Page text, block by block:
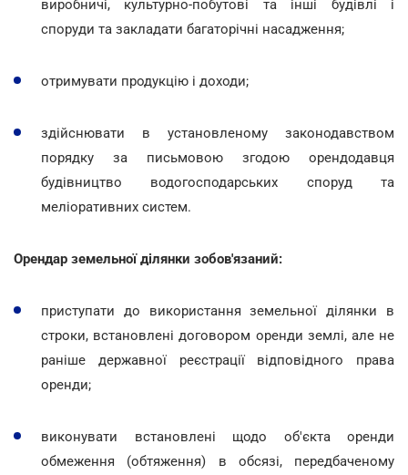
виробничі, культурно-побутові та інші будівлі і
споруди та закладати багаторічні насадження;
отримувати продукцію і доходи;
здійснювати в установленому законодавством
порядку за письмовою згодою орендодавця
будівництво водогосподарських споруд та
меліоративних систем.
Орендар земельної ділянки зобов'язаний:
приступати до використання земельної ділянки в
строки, встановлені договором оренди землі, але не
раніше державної реєстрації відповідного права
оренди;
виконувати встановлені щодо об'єкта оренди
обмеження (обтяження) в обсязі, передбаченому